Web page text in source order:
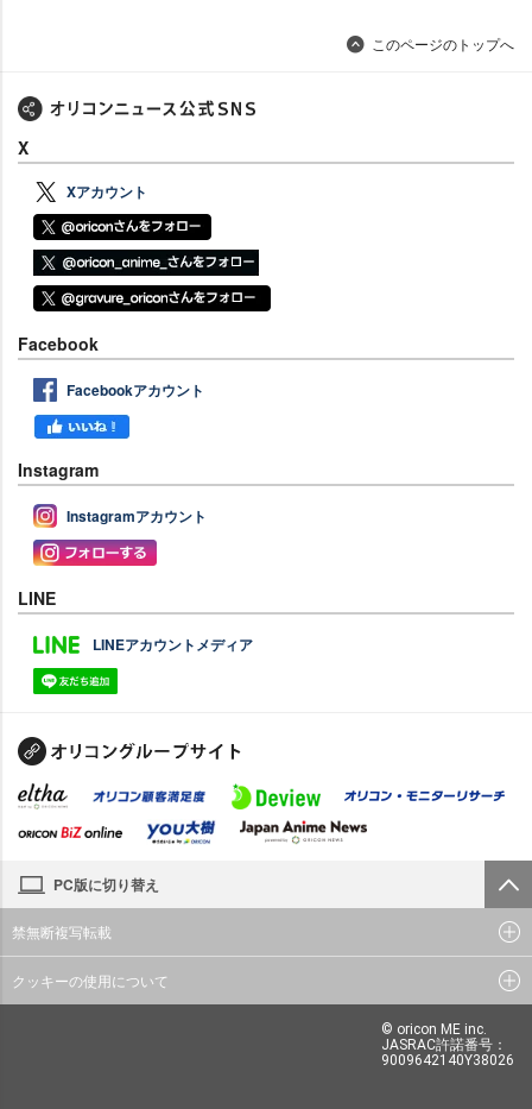
このページのトップへ
X
Xアカウント
Facebook
Facebookアカウント
Instagram
Instagramアカウント
LINE
LINEアカウントメディア
PC版に切り替え
禁無断複写転載
クッキーの使用について
© oricon ME inc.
JASRAC許諾番号：
9009642140Y38026